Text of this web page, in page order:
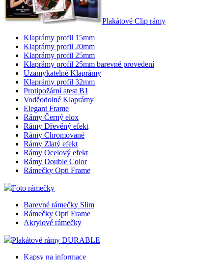
Plakátové Clip rámy
Klaprámy profil 15mm
Klaprámy profil 20mm
Klaprámy profil 25mm
Klaprámy profil 25mm barevné provedení
Uzamykatelné Klaprámy
Klaprámy profil 32mm
Protipožární atest B1
Voděodolné Klaprámy
Elegant Frame
Rámy Černý elox
Rámy Dřevěný efekt
Rámy Chromované
Rámy Zlatý efekt
Rámy Ocelový efekt
Rámy Double Color
Rámečky Opti Frame
Foto rámečky
Barevné rámečky Slim
Rámečky Opti Frame
Akrylové rámečky
Plakátové rámy DURABLE
Kapsy na informace